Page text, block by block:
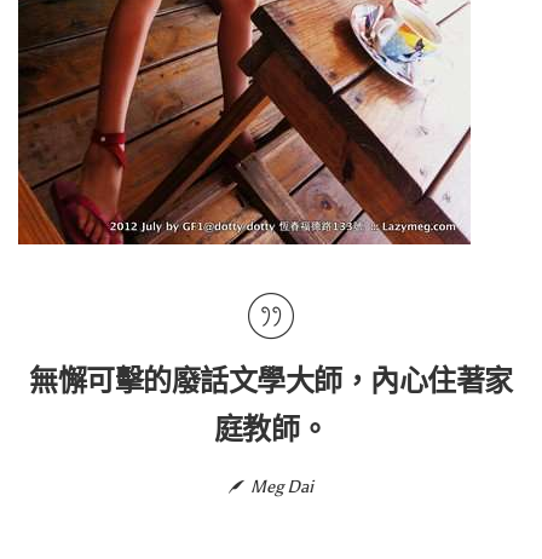
無懈可擊的廢話文學大師，內心住著家
庭教師。
Meg Dai